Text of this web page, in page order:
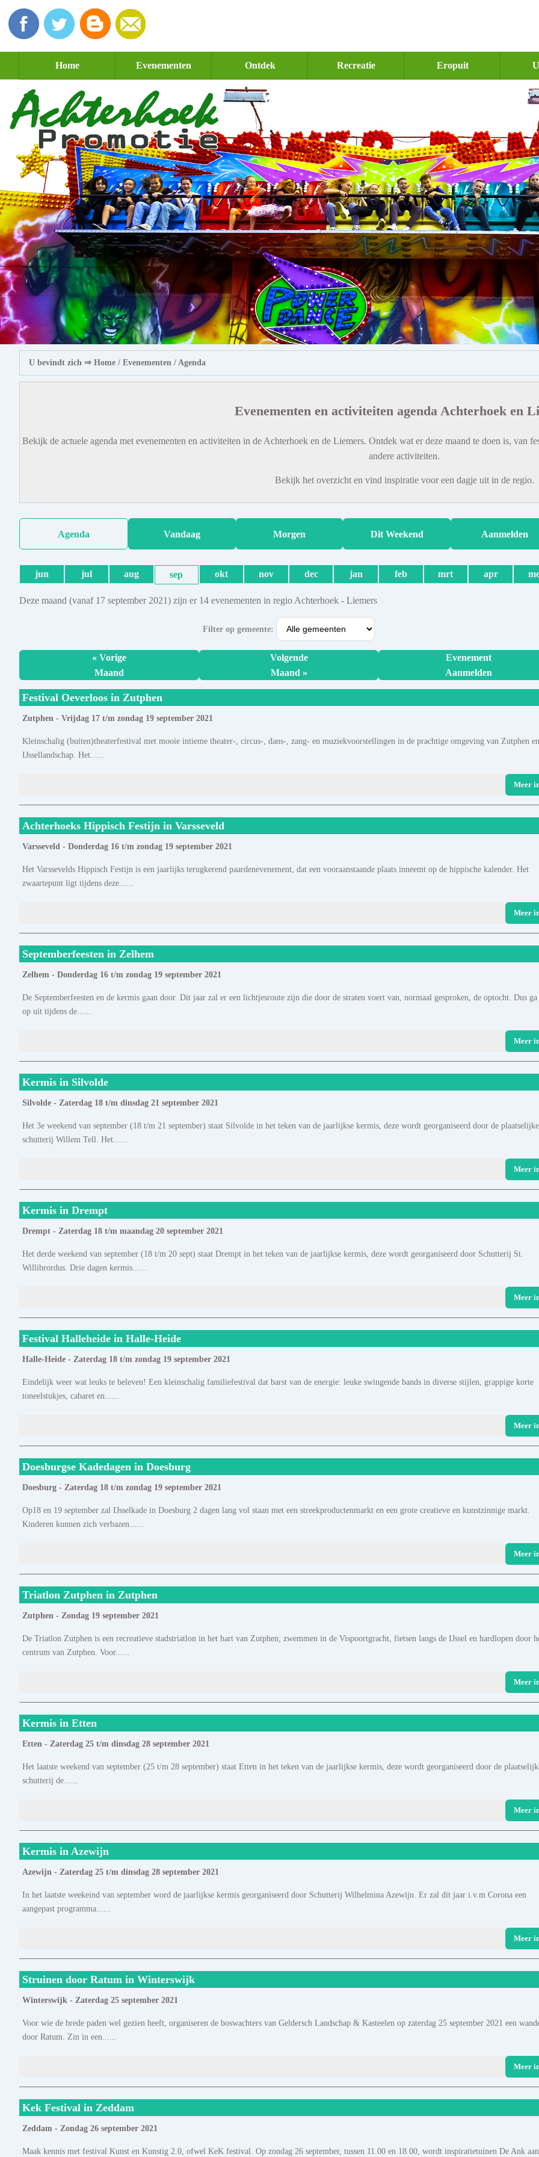
Home Evenementen Ontdek Recreatie Eropuit
U bevindt zich ⇒ Home / Evenementen / Agenda
Evenementen en activiteiten agenda Achterhoek en
Bekijk de actuele agenda met evenementen en activiteiten in de Achterhoek en de Liemers. Ontdek wat er deze maand te doen is, van
andere activiteiten.
Bekijk het overzicht en vind inspiratie voor een dagje uit in de regio.
Agenda Vandaag Morgen Dit Weekend Aanmelden
jun jul aug sep okt nov dec jan feb mrt apr
Deze maand (vanaf 17 september 2021) zijn er 14 evenementen in regio Achterhoek - Liemers
Filter op gemeente:
« Vorige
Maand
Volgende
Maand »
Evenement
Aanmelden
Festival Oeverloos in Zutphen
Zutphen - Vrijdag 17 t/m zondag 19 september 2021
Kleinschalig (buiten)theaterfestival met mooie intieme theater-, circus-, dans-, zang- en muziekvoorstellingen in de prachtige omgeving van Zutphen
IJssellandschap. Het......
Meer
Achterhoeks Hippisch Festijn in Varsseveld
Varsseveld - Donderdag 16 t/m zondag 19 september 2021
Het Varssevelds Hippisch Festijn is een jaarlijks terugkerend paardenevenement, dat een vooraanstaande plaats inneemt op de hippische kalender. Het
zwaartepunt ligt tijdens deze......
Meer
Septemberfeesten in Zelhem
Zelhem - Donderdag 16 t/m zondag 19 september 2021
De Septemberfeesten en de kermis gaan door. Dit jaar zal er een lichtjesroute zijn die door de straten voert van, normaal gesproken, de optocht. Dus ga
op uit tijdens de......
Meer
Kermis in Silvolde
Silvolde - Zaterdag 18 t/m dinsdag 21 september 2021
Het 3e weekend van september (18 t/m 21 september) staat Silvolde in het teken van de jaarlijkse kermis, deze wordt georganiseerd door de plaatselijke
schutterij Willem Tell. Het......
Meer
Kermis in Drempt
Drempt - Zaterdag 18 t/m maandag 20 september 2021
Het derde weekend van september (18 t/m 20 sept) staat Drempt in het teken van de jaarlijkse kermis, deze wordt georganiseerd door Schutterij St.
Willibrordus. Drie dagen kermis......
Meer
Festival Halleheide in Halle-Heide
Halle-Heide - Zaterdag 18 t/m zondag 19 september 2021
Eindelijk weer wat leuks te beleven! Een kleinschalig familiefestival dat barst van de energie: leuke swingende bands in diverse stijlen, grappige korte
toneelstukjes, cabaret en......
Meer
Doesburgse Kadedagen in Doesburg
Doesburg - Zaterdag 18 t/m zondag 19 september 2021
Op18 en 19 september zal IJsselkade in Doesburg 2 dagen lang vol staan met een streekproductenmarkt en een grote creatieve en kunstzinnige markt.
Kinderen kunnen zich verbazen......
Meer
Triatlon Zutphen in Zutphen
Zutphen - Zondag 19 september 2021
De Triatlon Zutphen is een recreatieve stadstriatlon in het hart van Zutphen; zwemmen in de Vispoortgracht, fietsen langs de IJssel en hardlopen door
centrum van Zutphen. Voor......
Meer
Kermis in Etten
Etten - Zaterdag 25 t/m dinsdag 28 september 2021
Het laatste weekend van september (25 t/m 28 september) staat Etten in het teken van de jaarlijkse kermis, deze wordt georganiseerd door de
schutterij de......
Meer
Kermis in Azewijn
Azewijn - Zaterdag 25 t/m dinsdag 28 september 2021
In het laatste weekeind van september word de jaarlijkse kermis georganiseerd door Schutterij Wilhelmina Azewijn. Er zal dit jaar i.v.m Corona een
aangepast programma......
Meer
Struinen door Ratum in Winterswijk
Winterswijk - Zaterdag 25 september 2021
Voor wie de brede paden wel gezien heeft, organiseren de boswachters van Geldersch Landschap & Kasteelen op zaterdag 25 september 2021 een
door Ratum. Zin in een......
Meer
Kek Festival in Zeddam
Zeddam - Zondag 26 september 2021
Maak kennis met festival Kunst en Kunstig 2.0, ofwel KeK festival. Op zondag 26 september, tussen 11.00 en 18.00, wordt inspiratietuinen De Ank